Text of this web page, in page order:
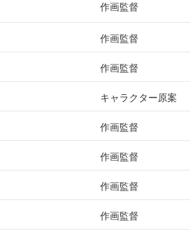
作画監督
作画監督
作画監督
キャラクター原案
作画監督
作画監督
作画監督
作画監督